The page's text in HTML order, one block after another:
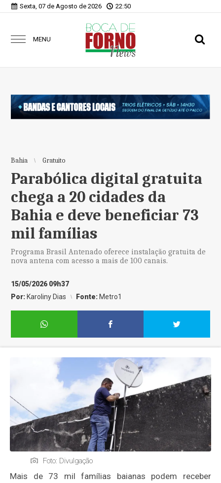
Sexta, 07 de Agosto de 2026 22:50
MENU
Bahia Gratuito
Parabólica digital gratuita
chega a 20 cidades da
Bahia e deve beneficiar 73
mil famílias
Programa Brasil Antenado oferece instalação gratuita de
nova antena com acesso a mais de 100 canais.
15/05/2026 09h37
Por: Karoliny Dias Fonte: Metro1
Foto: Divulgação
Mais de 73 mil famílias baianas podem receber